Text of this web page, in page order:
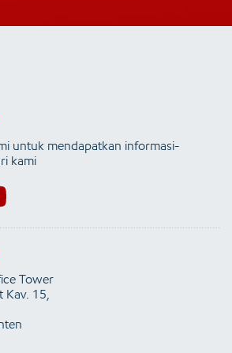
untuk mendapatkan informasi-
kami
Tower
15,